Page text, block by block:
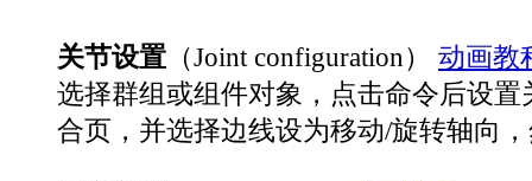
关节设置 （Joint configuration）
动画教
选择群组或组件对象，点击命令后设置
合页，并选择边线设为移动/旋转轴向